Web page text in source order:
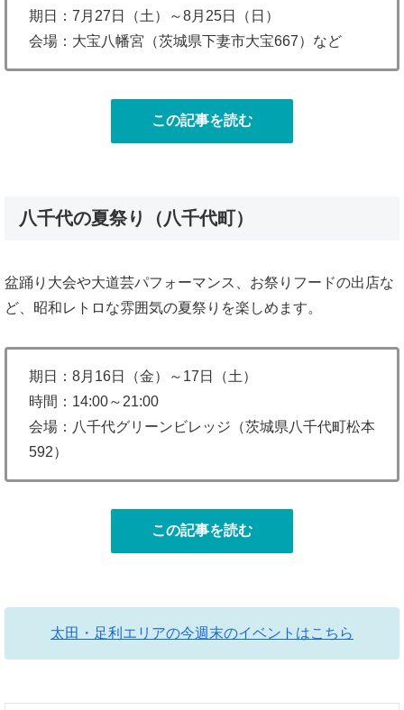
期日：7月27日（土）～8月25日（日）
会場：大宝八幡宮（茨城県下妻市大宝667）など
この記事を読む
八千代の夏祭り（八千代町）
盆踊り大会や大道芸パフォーマンス、お祭りフードの出店な
ど、昭和レトロな雰囲気の夏祭りを楽しめます。
期日：8月16日（金）～17日（土）
時間：14:00～21:00
会場：八千代グリーンビレッジ（茨城県八千代町松本
592）
この記事を読む
太田・足利エリアの今週末のイベントはこちら